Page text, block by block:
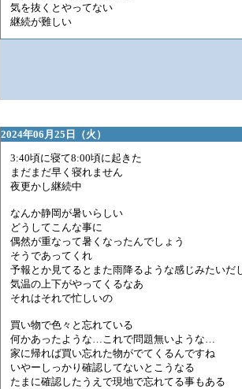
気を抜くとやってない
継続が難しい
2024年06月25日（火）
3:40頃に寝て8:00頃に起きた
まだまだ早く寝れません
夜更かし継続中
なんか静岡が暑いらしい
どうしてこんな事に
偶然が重なって暑くなったんでしょう
そうであってくれ
予報とか見てるとまた雨降るような感じみたいだ
気温の上下がやってくるなあ
それはそれで忙しいの
買い物で色々と忘れている
何かあったような…これで問題無いような…
家に帰れば買い忘れた物がでてくるんですね
いやーしっかり確認してないとこうなる
たまに確認したうえで現地で忘れてる事もある